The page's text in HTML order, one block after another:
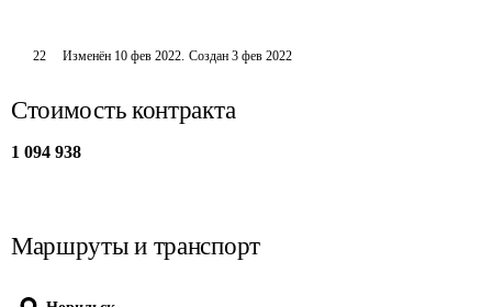
22 Изменён 10 фев 2022. Создан 3 фев 2022
Стоимость контракта
1 094 938
Маршруты и транспорт